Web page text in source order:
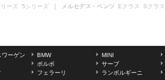
ーズ 5シリーズ ｜ メルセデス・ベンツ Eクラス Sクラス
ワーゲン BMW
MINI
ボルボ
サーブ
フェラーリ ランボルギーニ